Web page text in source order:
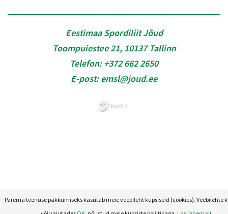
Eestimaa Spordiliit Jõud
Toompuiestee 21, 10137 Tallinn
Telefon: +372 662 2650
E-post:emsl@joud.ee
Parema teenuse pakkumiseks kasutab meie veebileht küpsiseid (cookies). Veebilehte